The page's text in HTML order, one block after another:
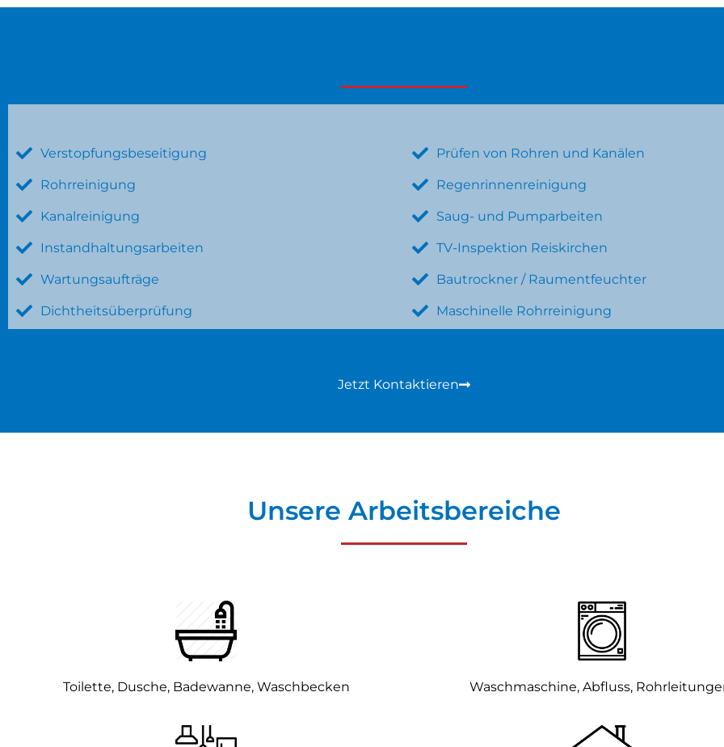
Verstopfungsbeseitigung
Rohrreinigung
Kanalreinigung
Instandhaltungsarbeiten
Wartungsaufträge
Dichtheitsüberprüfung
Prüfen von Rohren und Kanälen
Regenrinnenreinigung
Saug- und Pumparbeiten
TV-Inspektion Reiskirchen
Bautrockner / Raumentfeuchter
Maschinelle Rohrreinigung
Jetzt Kontaktieren
Unsere Arbeitsbereiche
Toilette, Dusche, Badewanne, Waschbecken Waschmaschine, Abfluss,